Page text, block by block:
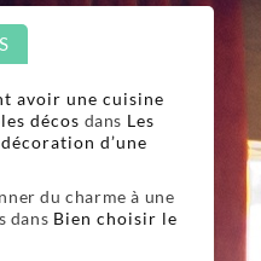
avoir une cuisine
décos dans Les
d’une
du charme à une
dans Bien choisir le